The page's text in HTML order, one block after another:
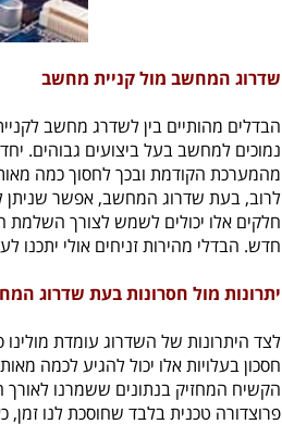
שדרוג המחשב מול קניית מחשב
הבדלים מהותיים בין לשדרג מחשב
נמוכים למחשב בעל ביצועים גבוהים.
מהמערכת הקודמת ובכך לחסוך כמה
לרוב, בעת שדרוג המחשב, אפשר שניתן
חדש. הבדלי מהירות זניחים אולי יתכנו
יתרונות מול חסרונות בעת שדרוג
לצד היתרונות של השדרוג עומדת
חסכון בעלויות אלו יכול להגיע לכמה
הקשיח המחזיק בנתונים ששמרנו
פרוצדורה טכנית בלבד שחוסכת לנו